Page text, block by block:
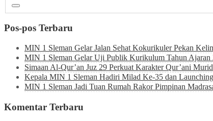
Pos-pos Terbaru
MIN 1 Sleman Gelar Jalan Sehat Kokurikuler Pekan
MIN 1 Sleman Gelar Uji Publik Kurikulum Tahun Ajaran
Simaan Al-Qur’an Juz 29 Perkuat Karakter Qur’ani
Kepala MIN 1 Sleman Hadiri Milad Ke-35 dan
MIN 1 Sleman Jadi Tuan Rumah Rakor Pimpinan
Komentar Terbaru